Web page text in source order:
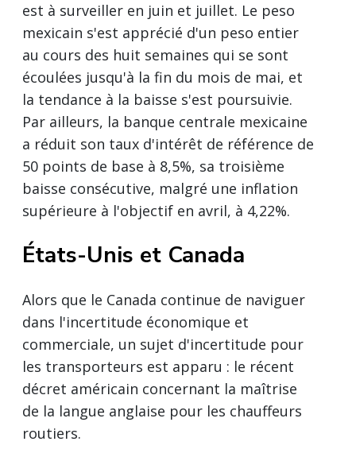
est à surveiller en juin et juillet. Le peso
mexicain s'est apprécié d'un peso entier
au cours des huit semaines qui se sont
écoulées jusqu'à la fin du mois de mai, et
la tendance à la baisse s'est poursuivie.
Par ailleurs, la banque centrale mexicaine
a réduit son taux d'intérêt de référence de
50 points de base à 8,5%, sa troisième
baisse consécutive, malgré une inflation
supérieure à l'objectif en avril, à 4,22%.
États-Unis et Canada
Alors que le Canada continue de naviguer
dans l'incertitude économique et
commerciale, un sujet d'incertitude pour
les transporteurs est apparu : le récent
décret américain concernant la maîtrise
de la langue anglaise pour les chauffeurs
routiers.